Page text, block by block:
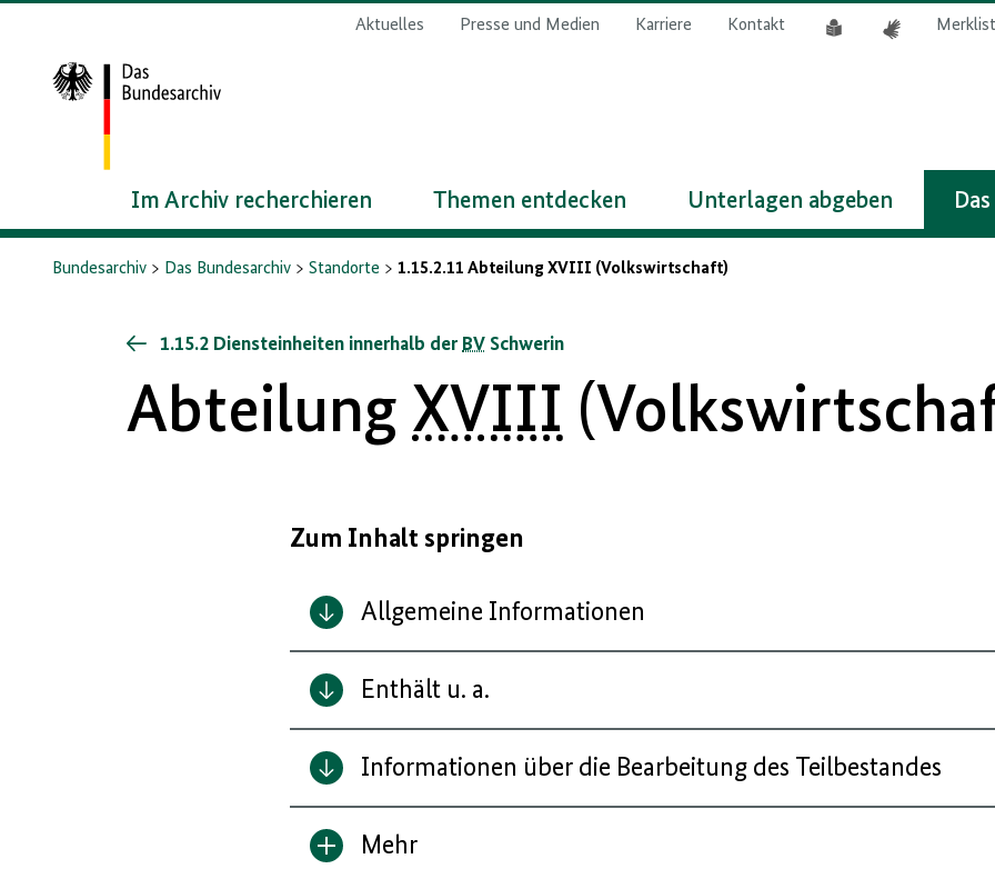
Aktuelles Presse und Medien Karriere Kontakt
Leichte
Zur
Startseite
Im Archiv recherchieren Themen entdecken Unterlagen abgeben
Bundesarchiv Das Bundesarchiv Standorte 1.15.2.11 Abteilung XVIII (Volkswirtschaft)
1.15.2 Diensteinheiten innerhalb der BV Schwerin
Abteilung XVIII
Zum Inhalt springen
Allgemeine Informationen
Enthält u. a.
Informationen über die Bearbeitung des Teilbestandes
Inhalt
Mehr